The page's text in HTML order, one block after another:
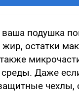
подушка
остатки
Даже
чехлы,